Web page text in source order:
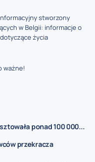
stworzony
w Belgii: informacje o
życia
ważne!
ponad 100 000...
przekracza